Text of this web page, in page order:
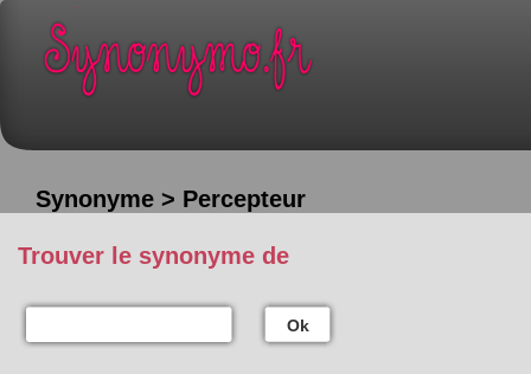
Synonyme > Percepteur
Trouver le synonyme de
Ok